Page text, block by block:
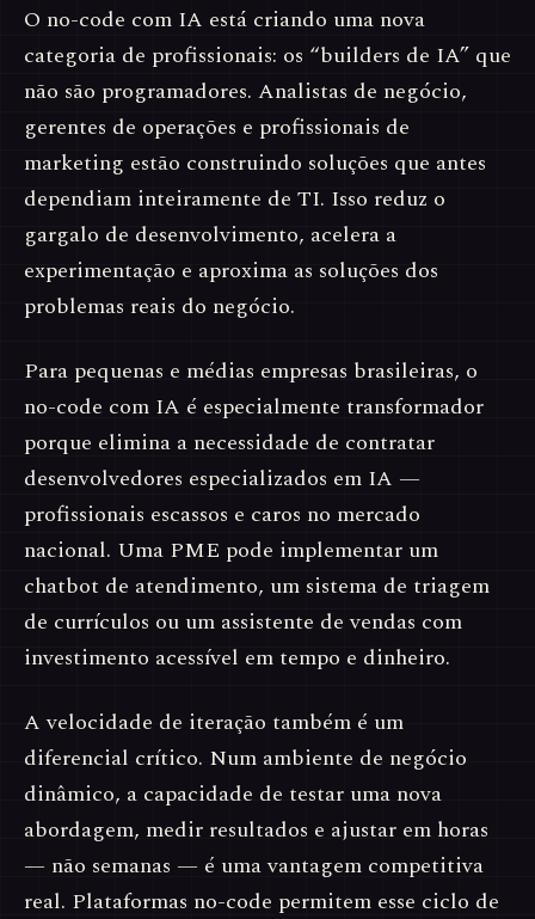
O no-code com IA está criando uma nova
categoria de profissionais: os “builders de IA” que
não são programadores. Analistas de negócio,
gerentes de operações e profissionais de
marketing estão construindo soluções que antes
dependiam inteiramente de TI. Isso reduz o
gargalo de desenvolvimento, acelera a
experimentação e aproxima as soluções dos
problemas reais do negócio.
Para pequenas e médias empresas brasileiras, o
no-code com IA é especialmente transformador
porque elimina a necessidade de contratar
desenvolvedores especializados em IA —
profissionais escassos e caros no mercado
nacional. Uma PME pode implementar um
chatbot de atendimento, um sistema de triagem
de currículos ou um assistente de vendas com
investimento acessível em tempo e dinheiro.
A velocidade de iteração também é um
diferencial crítico. Num ambiente de negócio
dinâmico, a capacidade de testar uma nova
abordagem, medir resultados e ajustar em horas
— não semanas — é uma vantagem competitiva
real. Plataformas no-code permitem esse ciclo de